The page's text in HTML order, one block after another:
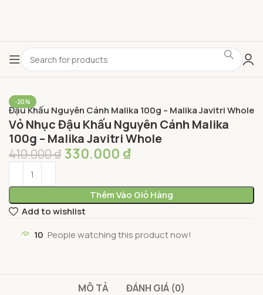
-20%
Đậu Khấu Nguyên Cánh Malika 100g – Malika Javitri Whole
Vỏ Nhục Đậu Khấu Nguyên Cánh Malika
100g – Malika Javitri Whole
410.000₫ 330.000 ₫
Thêm Vào Giỏ Hàng
Add to wishlist
10 People watching this product now!
MÔ TẢ ĐÁNH GIÁ (0)